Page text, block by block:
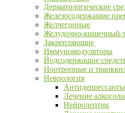
Дерматологические
Железосодержащие
Желчегонные
Желудочно-кишечный-
Закрепляющие
Иммуномодуляторы
Йодсодержащие
Ноотропные и
Неврология
Антидепрессанты
Лечение
Нейролептик